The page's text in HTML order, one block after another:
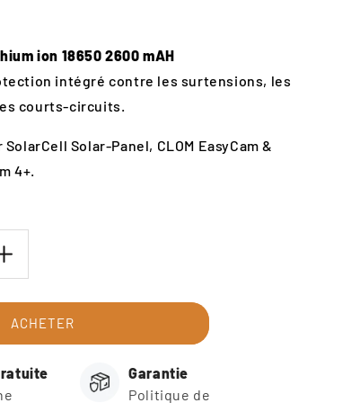
ion 18650 2600 mAH
intégré contre les surtensions, les
courts-circuits.
Solar-Panel, CLOM EasyCam &
4+.
Augmenter
la
quantité
pour
18650
ACHETER
Garantie
Politique de